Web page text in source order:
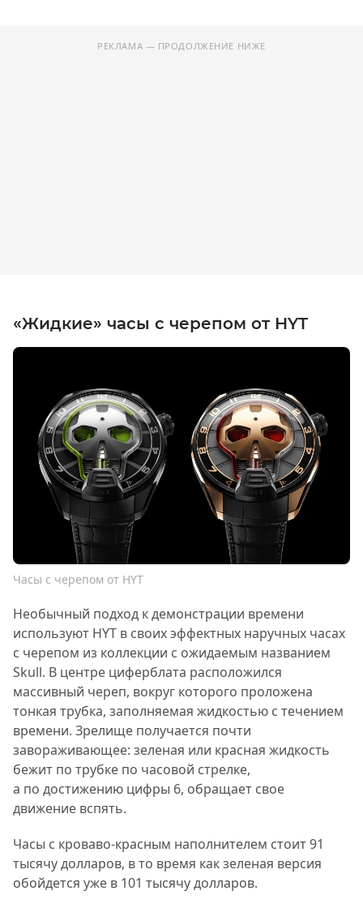
РЕКЛАМА — ПРОДОЛЖЕНИЕ НИЖЕ
«Жидкие» часы с черепом от HYT
Часы с черепом от HYT
Необычный подход к демонстрации времени
используют HYT в своих эффектных наручных часах
с черепом из коллекции с ожидаемым названием
Skull. В центре циферблата расположился
массивный череп, вокруг которого проложена
тонкая трубка, заполняемая жидкостью с течением
времени. Зрелище получается почти
завораживающее: зеленая или красная жидкость
бежит по трубке по часовой стрелке,
а по достижению цифры 6, обращает свое
движение вспять.
Часы с кроваво-красным наполнителем стоит 91
тысячу долларов, в то время как зеленая версия
обойдется уже в 101 тысячу долларов.